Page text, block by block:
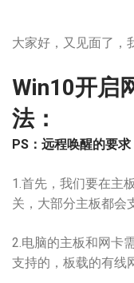
大家好，又见面了，
Win10开启
法：
PS：远程唤醒的要求
1.首先，我们要在主
关，大部分主板都会
2.电脑的主板和网卡
支持的，板载的有线